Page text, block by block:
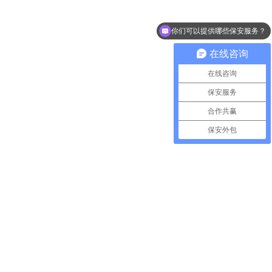
在线咨询
在线咨询
保安服务
合作共赢
保安外包
你们是怎么合作的？